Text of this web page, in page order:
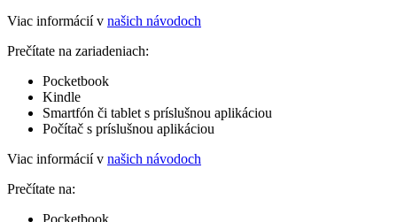
Viac informácií v našich návodoch
Prečítate na zariadeniach:
Pocketbook
Kindle
Smartfón či tablet s príslušnou aplikáciou
Počítač s príslušnou aplikáciou
Viac informácií v našich návodoch
Prečítate na: